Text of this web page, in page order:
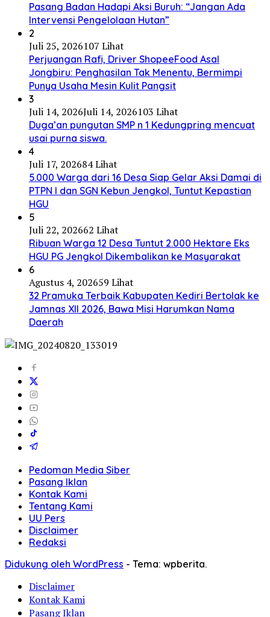
Pasang Badan Hadapi Aksi Buruh: “Jangan Ada
Intervensi Pengelolaan Hutan”
2
Juli 25, 2026107 Lihat
Perjuangan Rafi, Driver ShopeeFood Asal
Jongbiru: Penghasilan Tak Menentu, Bermimpi
Punya Usaha Mesin Kulit Pangsit
3
Juli 14, 2026Juli 14, 2026103 Lihat
Duga’an pungutan SMP n 1 Kedungpring mencuat
usai purna siswa.
4
Juli 17, 202684 Lihat
5.000 Warga dari 16 Desa Siap Gelar Aksi Damai di
PTPN I dan SGN Kebun Jengkol, Tuntut Kepastian
HGU
5
Juli 22, 202662 Lihat
Ribuan Warga 12 Desa Tuntut 2.000 Hektare Eks
HGU PG Jengkol Dikembalikan ke Masyarakat
6
Agustus 4, 202659 Lihat
32 Pramuka Terbaik Kabupaten Kediri Bertolak ke
Jamnas XII 2026, Bawa Misi Harumkan Nama
Daerah
Pedoman Media Siber
Pasang Iklan
Kontak Kami
Tentang Kami
UU Pers
Disclaimer
Redaksi
Didukung oleh WordPress - Tema: wpberita.
Disclaimer
Kontak Kami
Pasang Iklan